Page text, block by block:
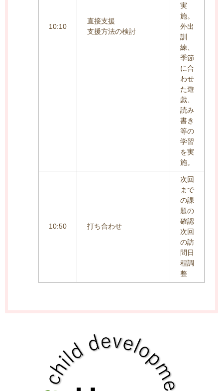
10:10
直接支援
支援方法の検討
実
施。
外出
訓
練、
季節
に合
わせ
た遊
戯、
読み
書き
等の
学習
を実
施。
10:50 打ち合わせ
次回
まで
の課
題の
確認
次回
の訪
問日
程調
整